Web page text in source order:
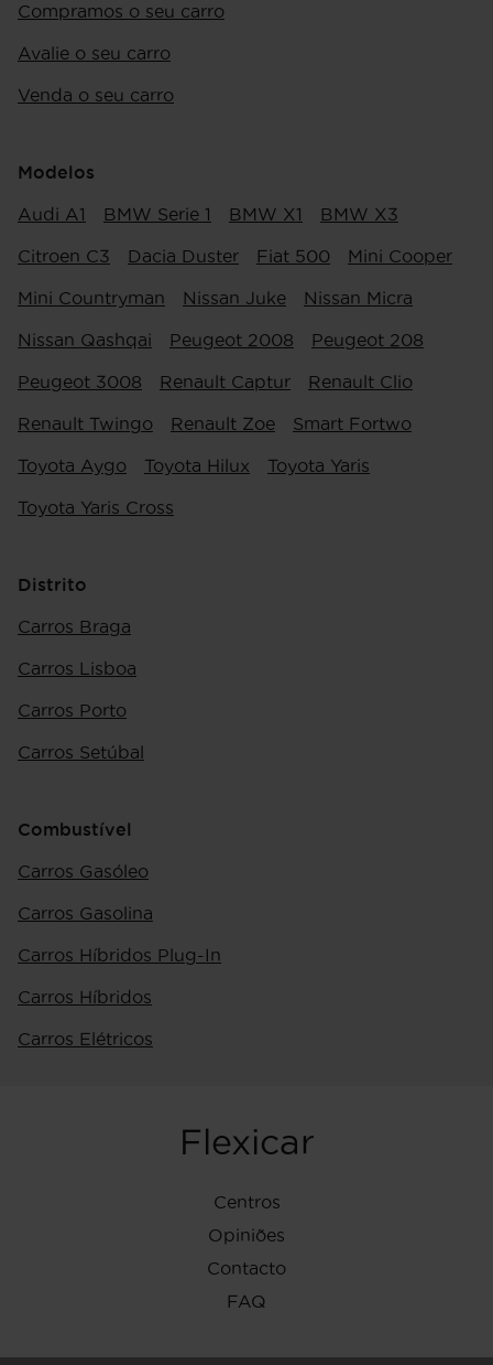
Compramos o seu carro
Avalie o seu carro
Venda o seu carro
Modelos
Audi A1 BMW Serie 1 BMW X1 BMW X3
Citroen C3 Dacia Duster Fiat 500 Mini Cooper
Mini Countryman Nissan Juke Nissan Micra
Nissan Qashqai Peugeot 2008 Peugeot 208
Peugeot 3008 Renault Captur Renault Clio
Renault Twingo Renault Zoe Smart Fortwo
Toyota Aygo Toyota Hilux Toyota Yaris
Toyota Yaris Cross
Distrito
Carros Braga
Carros Lisboa
Carros Porto
Carros Setúbal
Combustível
Carros Gasóleo
Carros Gasolina
Carros Híbridos Plug-In
Carros Híbridos
Carros Elétricos
Flexicar
Centros
Opiniões
Contacto
FAQ